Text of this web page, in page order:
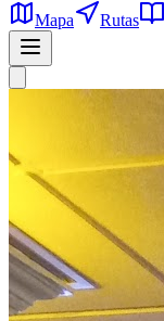
Mapa
Rutas